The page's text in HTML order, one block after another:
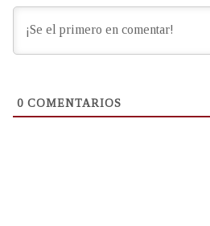
0 COMENTARIOS